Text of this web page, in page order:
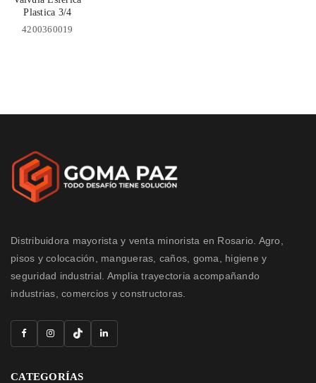
Plastica 3/4
4200360019
Distribuidora mayorista y venta minorista en Rosario. Agro,
pisos y colocación, mangueras, caños, goma, higiene y
seguridad industrial. Amplia trayectoria acompañando
industrias, comercios y constructoras.
CATEGORÍAS